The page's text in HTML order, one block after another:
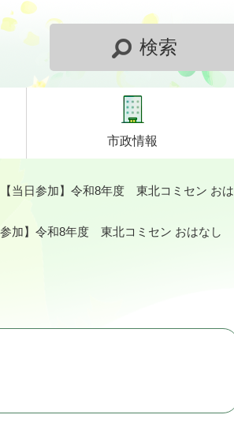
検索
市政情報
【当日参加】令和8年度 東北コミセン おは
参加】令和8年度 東北コミセン おはなし